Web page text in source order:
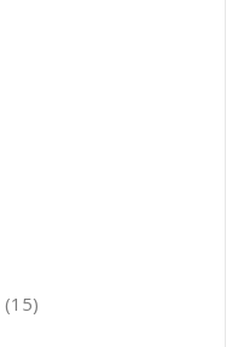
(15)